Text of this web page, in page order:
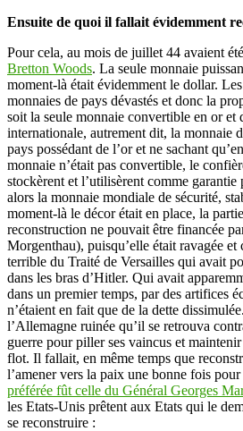
Ensuite de quoi il fallait évidemment
Pour cela, au mois de juillet 44 avaient
Bretton Woods. La seule monnaie
moment-là était évidemment le dollar.
monnaies de pays dévastés et donc la
soit la seule monnaie convertible en or
internationale, autrement dit, la monnaie
pays possédant de l’or et ne sachant
monnaie n’était pas convertible, le
stockèrent et l’utilisèrent comme
alors la monnaie mondiale de sécurité,
moment-là le décor était en place, la
reconstruction ne pouvait être financée
Morgenthau), puisqu’elle était ravagée et
terrible du Traité de Versailles qui avait
dans les bras d’Hitler. Qui avait
dans un premier temps, par des artifices
n’étaient en fait que de la dette
l’Allemagne ruinée qu’il se retrouva
guerre pour piller ses vaincus et
flot. Il fallait, en même temps que
l’amener vers la paix une bonne fois pour
préférée fût celle du Général Georges
les Etats-Unis prêtent aux Etats qui le
se reconstruire :